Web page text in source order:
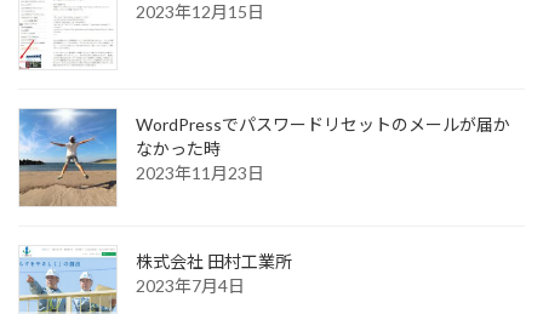
2023年12月15日
WordPressでパスワードリセットのメールが届か
なかった時
2023年11月23日
株式会社 田村工業所
2023年7月4日